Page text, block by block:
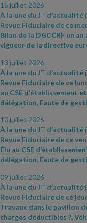
électrification
25- 11109 D
juin 2026
conservent, Rénovation
prison ferme pour un
pratiques frauduleuses. Sources et
références par ordre
: - Loi n° 2026 - 534 du 25
fiscales - Décret 2026
JO du 27-
https://
- dgccrf/renovation-
gerant- dune- societe-
frauduleuses- condamne
- prison - ferme
15 juillet 2026
À la une du JT d’actualité
Revue Fiduciaire de ce
Bilan de la DGCCRF un an
vigueur de la directive
paient, Employeur informé
du travail après envoi de
licenciement. Sources et références par
ordre d’apparition à
https://
- en- vigueur- de
europeenne- bilan- de-
dgccrf- Fiche pratique Bercy infos
Particuliers du 18 juin
juin 2026, n° 25- 12335 D
13 juillet 2026
À la une du JT d’actualité
Revue Fiduciaire de ce
au CSE d'établissement
délégation, Faute de
Emballages : une nouvelle
boulangeries ? Sources et références par
ordre d’apparition à
Communiqué de presse
l’Économie du 30 juin
soc. 24 juin 2026, n° 24
10 juillet 2026
À la une du JT d’actualité
Revue Fiduciaire de ce
Élu au CSE
délégation, Faute de
Emballages : une nouvelle
boulangeries ? Sources et références par
ordre d’apparition à
mai 2026, n° 24- 17361
mai 2026, n° 25- 14635- Réponse
09 juillet 2026
À la une du JT d’actualité
Revue Fiduciaire de ce
Travaux dans le pavillon
charges déductibles ?,